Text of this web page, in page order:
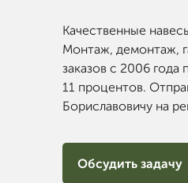
Качественные
Монтаж, демонтаж,
заказов с 2006 года
11 процентов.
Бориславовичу на
Обсудить задачу